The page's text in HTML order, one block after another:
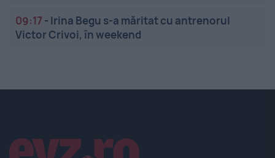
09:17 - Irina Begu s-a măritat cu antrenorul
Victor Crivoi, în weekend
Linkuri utile